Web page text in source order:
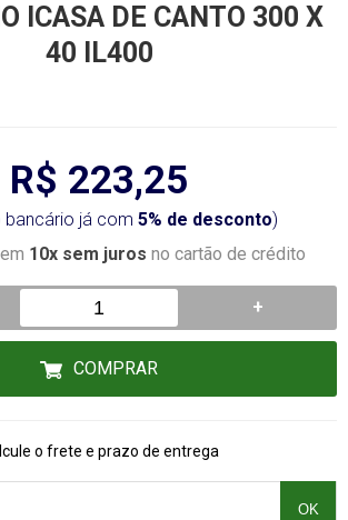
ICASA DE CANTO 300 X
40 IL400
R$ 223,25
bancário já com 5% de desconto)
10x sem juros no cartão de crédito
+
COMPRAR
o frete e prazo de entrega
OK